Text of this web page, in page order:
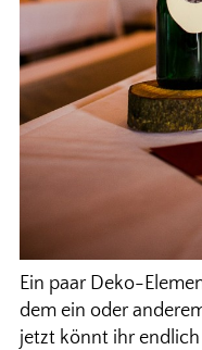
Ein paar Deko-
dem ein oder
jetzt könnt ihr